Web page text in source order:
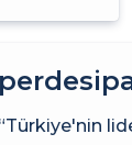
“Türkiye'nin